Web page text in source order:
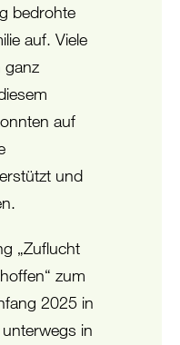
bedrohte
auf. Viele
ganz
auf
und
„Zuflucht
zum
2025 in
in